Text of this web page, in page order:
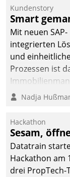
Kundenstory
Smart
Mit neuen SAP-
integrierten
und
Prozessen ist
der
Ressort
künftige
gerüstet.
Nadja
Hackathon
Sesam,
Datatrain
Hackathon am
drei PropTech-